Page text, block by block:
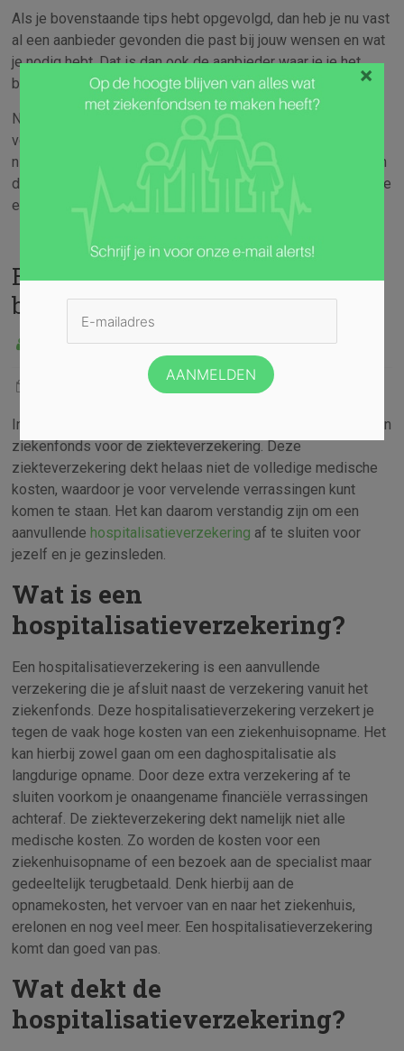
Als je bovenstaande tips hebt opgevolgd, dan heb je nu vast
al een aanbieder gevonden die past bij jouw wensen en wat
je nodig hebt. Dat is dan ook de aanbieder waar je je het
beste bij aan kunt sluiten volgend jaar.
Natuurlijk kan het zijn dat jouw huidige zorgverzekering
volgend jaar weer de goedkoopste is. Schroom je dan ook
niet om dan nog eens over te stappen. Het overstappen van
de ene aanbieder naar de ander is gewoon een traditie die je
elk jaar weer moet volgen.
Extra hospitalisatieverzekering
bij ziekenfonds
admin Geen categorie
hospitalisatie verzekering,
In België is het wettelijk verplicht om je aan te sluiten bij een
ziekenfonds voor de ziekteverzekering. Deze
ziekteverzekering dekt helaas niet de volledige medische
kosten, waardoor je voor vervelende verrassingen kunt
komen te staan. Het kan daarom verstandig zijn om een
aanvullende hospitalisatieverzekering af te sluiten voor
jezelf en je gezinsleden.
Wat is een
hospitalisatieverzekering?
Een hospitalisatieverzekering is een aanvullende
verzekering die je afsluit naast de verzekering vanuit het
ziekenfonds. Deze hospitalisatieverzekering verzekert je
tegen de vaak hoge kosten van een ziekenhuisopname. Het
kan hierbij zowel gaan om een daghospitalisatie als
langdurige opname. Door deze extra verzekering af te
sluiten voorkom je onaangename financiële verrassingen
achteraf. De ziekteverzekering dekt namelijk niet alle
medische kosten. Zo worden de kosten voor een
ziekenhuisopname of een bezoek aan de specialist maar
gedeeltelijk terugbetaald. Denk hierbij aan de
opnamekosten, het vervoer van en naar het ziekenhuis,
erelonen en nog veel meer. Een hospitalisatieverzekering
komt dan goed van pas.
Wat dekt de
hospitalisatieverzekering?
×